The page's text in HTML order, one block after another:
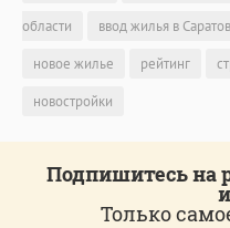
области
ввод жилья в
новое жилье
рейтинг
новостройки
Подпишитесь на
Только